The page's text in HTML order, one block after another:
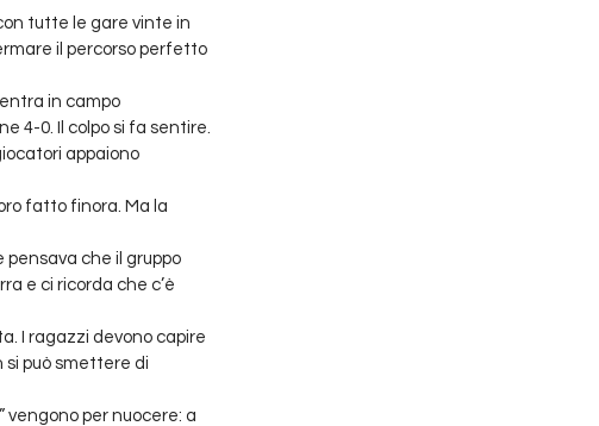
tutte le gare vinte in
il percorso perfetto
in campo
4-0. Il colpo si fa sentire.
appaiono
fatto finora. Ma la
che il gruppo
e ci ricorda che c’è
I ragazzi devono capire
si può smettere di
vengono per nuocere: a